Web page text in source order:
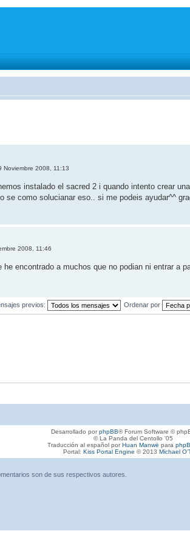
Noviembre 2008, 11:13
instalado el sacred 2 i quando intento crear
se como solucianar eso.. si me podeis ayudar^^
2008, 11:46
he encontrado a muchos que no podian ni entrar a
previos: Ordenar por
Desarrollado porphpBB® Forum Software ©
© La Panda del Centollo '05
Traducción al español porHuan Manwë para
Portal: Kiss Portal Engine © 2013 Michael
son de sus respectivos autores.